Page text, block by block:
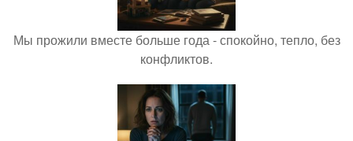
Мы прожили вместе больше года - спокойно, тепло, без
конфликтов.